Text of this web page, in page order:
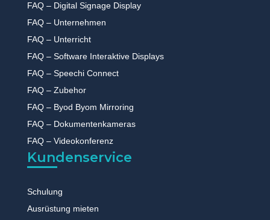
FAQ – Digital Signage Display
FAQ – Unternehmen
FAQ – Unterricht
FAQ – Software Interaktive Displays
FAQ – Speechi Connect
FAQ – Zubehor
FAQ – Byod Byom Mirroring
FAQ – Dokumentenkameras
FAQ – Videokonferenz
Kundenservice
Schulung
Ausrüstung mieten